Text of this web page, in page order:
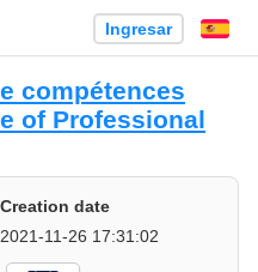
Ingresar
compétences
of Professional
Creation date
2021-11-26 17:31:02